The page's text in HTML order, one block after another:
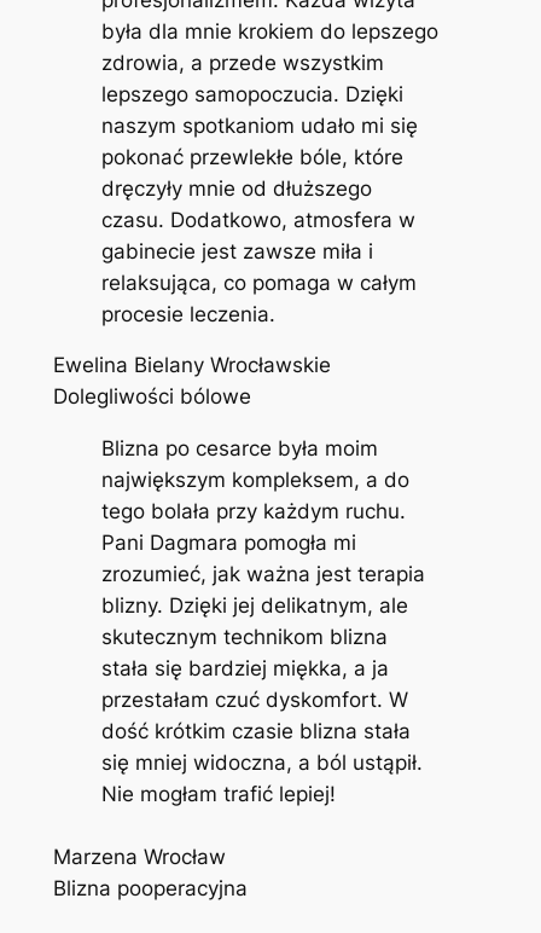
była dla mnie krokiem do lepszego
zdrowia, a przede wszystkim
lepszego samopoczucia. Dzięki
naszym spotkaniom udało mi się
pokonać przewlekłe bóle, które
dręczyły mnie od dłuższego
czasu. Dodatkowo, atmosfera w
gabinecie jest zawsze miła i
relaksująca, co pomaga w całym
procesie leczenia.
Ewelina Bielany Wrocławskie
Dolegliwości bólowe
Blizna po cesarce była moim
największym kompleksem, a do
tego bolała przy każdym ruchu.
Pani Dagmara pomogła mi
zrozumieć, jak ważna jest terapia
blizny. Dzięki jej delikatnym, ale
skutecznym technikom blizna
stała się bardziej miękka, a ja
przestałam czuć dyskomfort. W
dość krótkim czasie blizna stała
się mniej widoczna, a ból ustąpił.
Nie mogłam trafić lepiej!
Marzena Wrocław
Blizna pooperacyjna